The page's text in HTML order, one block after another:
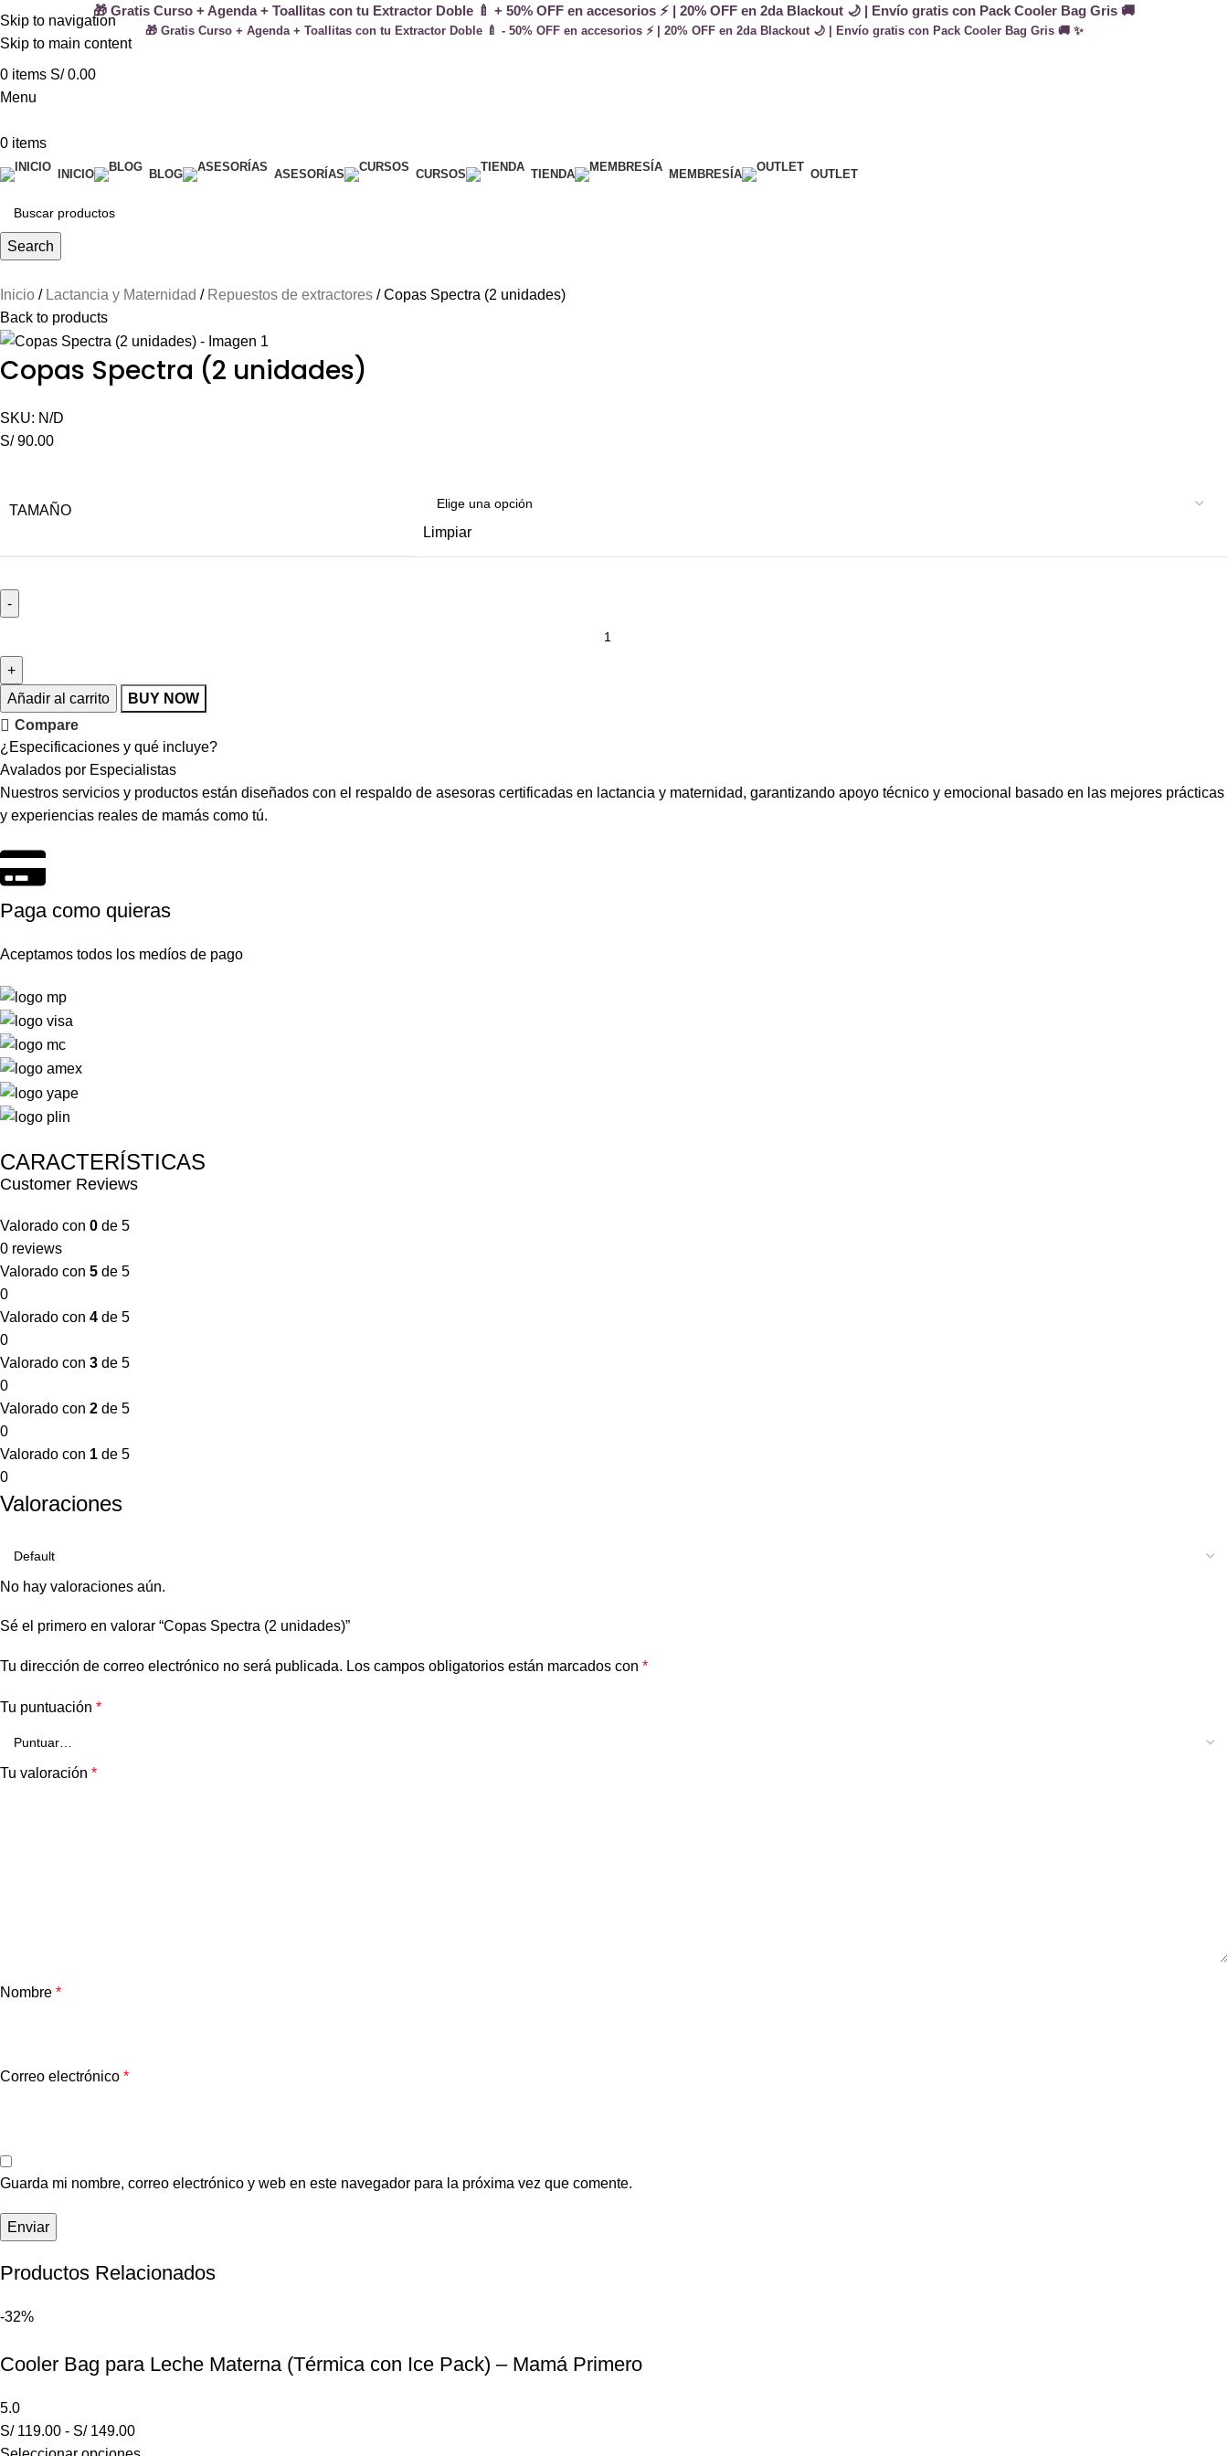
Skip to navigation
Skip to main content
🎁 Gratis Curso + Agenda + Toallitas con tu Extractor Doble 🍼 + 50% OFF en accesorios ⚡ | 20% OFF en 2da Blackout 🌙 | Envío gratis con Pack Cooler Bag Gris 🚚
🎁 Gratis Curso + Agenda + Toallitas con tu Extractor Doble 🍼 - 50% OFF en accesorios ⚡ | 20% OFF en 2da Blackout 🌙 | Envío gratis con Pack Cooler Bag Gris 🚚 ✨
0 items S/0.00
Menu
0 items
INICIO BLOG ASESORÍAS CURSOS TIENDA MEMBRESÍA OUTLET
Search
Inicio Lactancia y Maternidad Repuestos de extractores
Copas Spectra (2 unidades)
Back to products
Copas Spectra (2 unidades)
SKU: N/D
S/90.00
TAMAÑO
Limpiar
Añadir al carrito
BUY NOW
Compare
¿Especificaciones y qué incluye?
Avalados por Especialistas
Nuestros servicios y productos están diseñados con el respaldo de asesoras certificadas en lactancia y maternidad, garantizando apoyo técnico y emocional basado en las mejores prácticas
y experiencias reales de mamás como tú.
Paga como quieras
Aceptamos todos los medíos de pago
CARACTERÍSTICAS
Customer Reviews
Valorado con 0 de 5
0 reviews
Valorado con 5 de 5
0
Valorado con 4 de 5
0
Valorado con 3 de 5
0
Valorado con 2 de 5
0
Valorado con 1 de 5
0
Valoraciones
No hay valoraciones aún.
Sé el primero en valorar “Copas Spectra (2 unidades)”
Tu dirección de correo electrónico no será publicada. Los campos obligatorios están marcados con *
Tu puntuación *
Tu valoración *
Nombre *
Correo electrónico *
Guarda mi nombre, correo electrónico y web en este navegador para la próxima vez que comente.
Productos Relacionados
-32%
Cooler Bag para Leche Materna (Térmica con Ice Pack) – Mamá Primero
5.0
S/119.00 - S/149.00